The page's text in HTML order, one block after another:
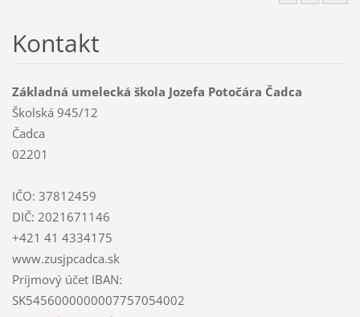
Kontakt
Základná umelecká škola Jozefa Potočára Čadca
Školská 945/12
Čadca
02201
IČO: 37812459
DIČ: 2021671146
+421 41 4334175
www.zusjpcadca.sk
Príjmový účet IBAN:
SK5456000000007757054002